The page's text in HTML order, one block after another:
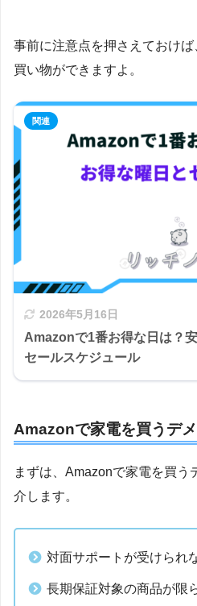
事前に注意点を押さえておけ
買い物ができますよ。
2026年5月16日
Amazonで1番お得な日は？
セールスケジュール
Amazonで家電を買うデ
まずは、Amazonで家電を買う
介します。
対面サポートが受けられ
長期保証対象の商品が限